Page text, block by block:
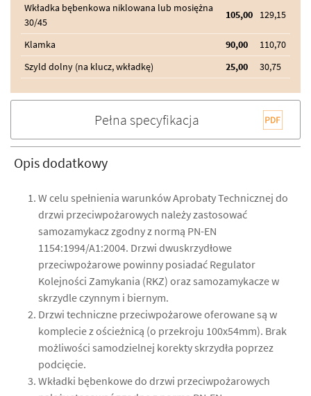
Wkładka bębenkowa niklowana lub mosiężna
30/45
105,00 129,15
Klamka 90,00
110,70
Szyld dolny (na klucz, wkładkę)
25,00 30,75
Pełna specyfikacja
Opis dodatkowy
W celu spełnienia warunków Aprobaty Technicznej do
drzwi przeciwpożarowych należy zastosować
samozamykacz zgodny z normą PN-EN
1154:1994/A1:2004. Drzwi dwuskrzydłowe
przeciwpożarowe powinny posiadać Regulator
Kolejności Zamykania (RKZ) oraz samozamykacze w
skrzydle czynnym i biernym.
Drzwi techniczne przeciwpożarowe oferowane są w
komplecie z ościeżnicą (o przekroju 100x54mm). Brak
możliwości samodzielnej korekty skrzydła poprzez
podcięcie.
Wkładki bębenkowe do drzwi przeciwpożarowych